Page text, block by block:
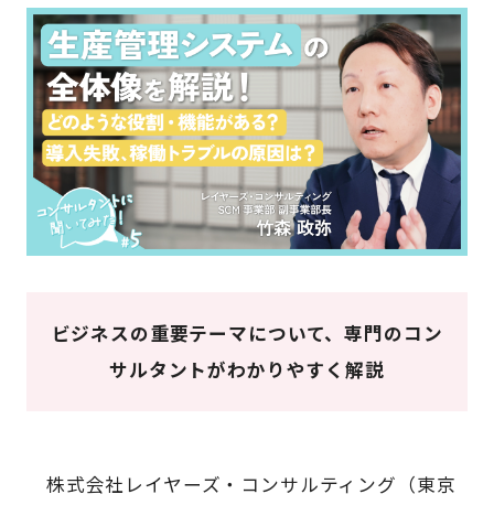
ビジネスの重要テーマについて、専門のコン
サルタントがわかりやすく解説
株式会社レイヤーズ・コンサルティング（東京